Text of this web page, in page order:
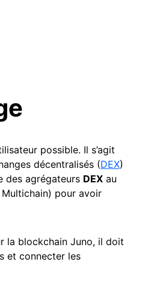
possible. Il s’agit
décentralisés (DEX)
des agrégateurs DEX au
pour avoir
la blockchain Juno, il doit
et connecter les